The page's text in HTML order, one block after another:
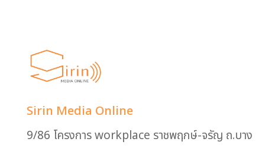
Sirin Media Online
9/86 โครงการ workplace ราชพฤกษ์-จรัญ ถ.บาง